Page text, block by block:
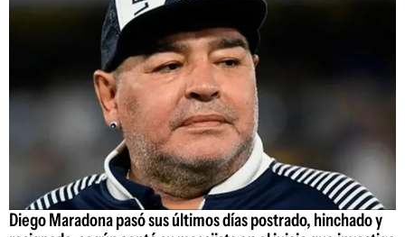
Diego Maradona pasó sus últimos días postrado, hinchado y